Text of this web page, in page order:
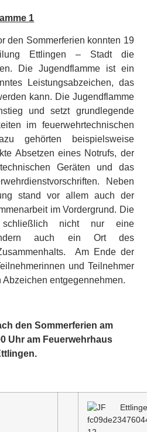
1
den Sommerferien konnten 19
Ettlingen – Stadt die
Die Jugendflamme ist ein
Leistungsabzeichen, das
kann. Die Jugendflamme
und setzt grundlegende
im feuerwehrtechnischen
gehörten beispielsweise
Absetzen eines Notrufs, der
Geräten und das
Neben
stand vor allem auch der
im Vordergrund. Die
schließlich nicht nur eine
auch ein Ort des
Am Ende der
und Teilnehmer
entgegennehmen.
den Sommerferien am
Uhr am Feuerwehrhaus